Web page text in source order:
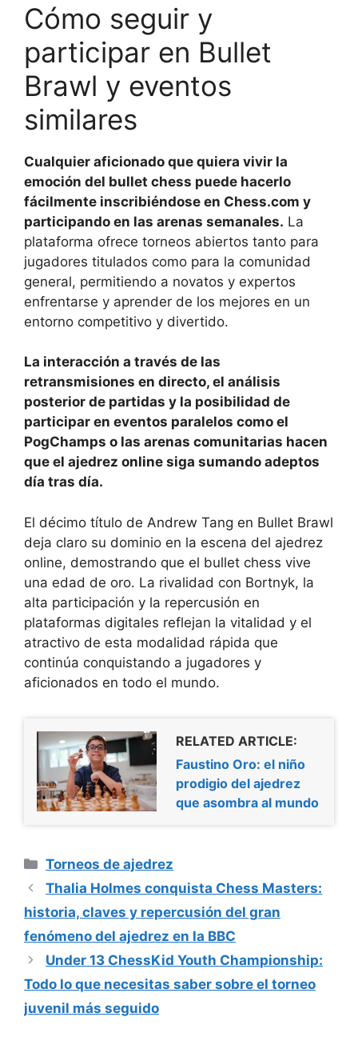
Cómo seguir y
participar en Bullet
Brawl y eventos
similares
Cualquier aficionado que quiera vivir la
emoción del bullet chess puede hacerlo
fácilmente inscribiéndose en Chess.com y
participando en las arenas semanales. La
plataforma ofrece torneos abiertos tanto para
jugadores titulados como para la comunidad
general, permitiendo a novatos y expertos
enfrentarse y aprender de los mejores en un
entorno competitivo y divertido.
La interacción a través de las
retransmisiones en directo, el análisis
posterior de partidas y la posibilidad de
participar en eventos paralelos como el
PogChamps o las arenas comunitarias hacen
que el ajedrez online siga sumando adeptos
día tras día.
El décimo título de Andrew Tang en Bullet Brawl
deja claro su dominio en la escena del ajedrez
online, demostrando que el bullet chess vive
una edad de oro. La rivalidad con Bortnyk, la
alta participación y la repercusión en
plataformas digitales reflejan la vitalidad y el
atractivo de esta modalidad rápida que
continúa conquistando a jugadores y
aficionados en todo el mundo.
RELATED ARTICLE:
Faustino Oro: el niño
prodigio del ajedrez
que asombra al mundo
Categorías
Torneos de ajedrez
Thalia Holmes conquista Chess Masters:
historia, claves y repercusión del gran
fenómeno del ajedrez en la BBC
Under 13 ChessKid Youth Championship:
Todo lo que necesitas saber sobre el torneo
juvenil más seguido